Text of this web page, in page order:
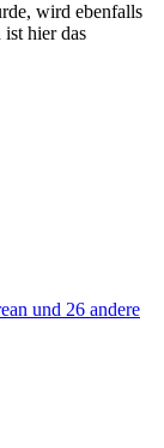
wird ebenfalls
hier das
und 26 andere